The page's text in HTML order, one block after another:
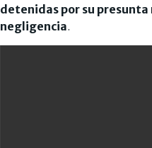
detenidas por su
negligencia.